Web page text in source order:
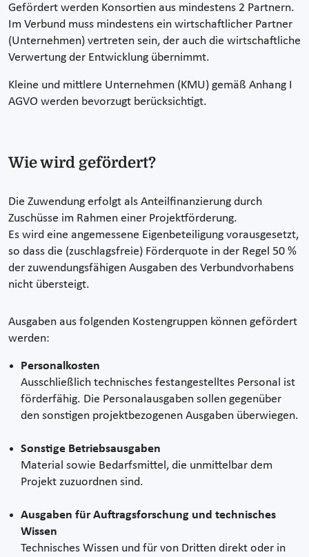
Gefördert werden Konsortien aus mindestens 2 Partnern.
Im Verbund muss mindestens ein wirtschaftlicher Partner
(Unternehmen) vertreten sein, der auch die wirtschaftliche
Verwertung der Entwicklung übernimmt.
Kleine und mittlere Unternehmen (KMU) gemäß Anhang I
AGVO werden bevorzugt berücksichtigt.
Wie wird gefördert?
Die Zuwendung erfolgt als Anteilfinanzierung durch
Zuschüsse im Rahmen einer Projektförderung.
Es wird eine angemessene Eigenbeteiligung vorausgesetzt,
so dass die (zuschlagsfreie) Förderquote in der Regel 50 %
der zuwendungsfähigen Ausgaben des Verbundvorhabens
nicht übersteigt.
Ausgaben aus folgenden Kostengruppen können gefördert
werden:
Personalkosten
Ausschließlich technisches festangestelltes Personal ist
förderfähig. Die Personalausgaben sollen gegenüber
den sonstigen projektbezogenen Ausgaben überwiegen.
Sonstige Betriebsausgaben
Material sowie Bedarfsmittel, die unmittelbar dem
Projekt zuzuordnen sind.
Ausgaben für Auftragsforschung und technisches
Wissen
Technisches Wissen und für von Dritten direkt oder in